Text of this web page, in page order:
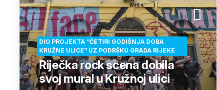
DIO PROJEKTA “ČETIRI GODIŠNJA DOBA
KRUŽNE ULICE” UZ PODRŠKU GRADA RIJEKE
Riječka rock scena dobila
svoj mural u Kružnoj ulici